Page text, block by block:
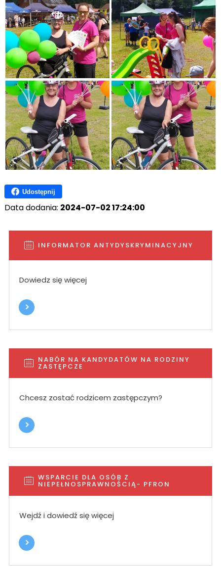
Udostępnij
Data dodania: 2024-07-02 17:24:00
INFORMATOR ANTYDYSKRYMINACYJNY
Dowiedz się więcej
NABÓR NA KANDYDATÓW NA RODZINY
ZASTĘPCZE
Chcesz zostać rodzicem zastępczym?
WSPARCIE DLA OSÓB Z
NIEPEŁNOSPRAWNOŚCIĄ- PFRON
Wejdź i dowiedź się więcej